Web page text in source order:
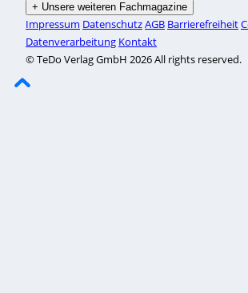
+ Unsere weiteren Fachmagazine
Impressum DatenschutzAGB Barrierefreiheit
Datenverarbeitung Kontakt
© TeDo Verlag GmbH 2026 All rights reserved.